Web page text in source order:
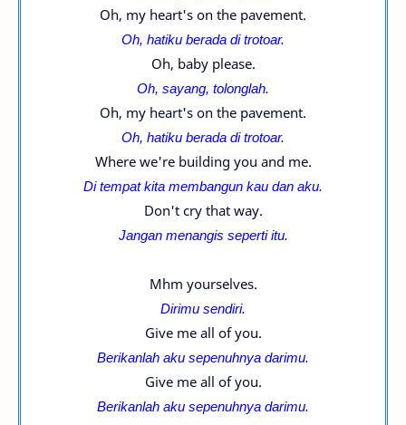
Oh, my heart's on the pavement.
Oh, hatiku berada di trotoar.
Oh, baby please.
Oh, sayang, tolonglah.
Oh, my heart's on the pavement.
Oh, hatiku berada di trotoar.
Where we're building you and me.
Di tempat kita membangun kau dan aku.
Don't cry that way.
Jangan menangis seperti itu.
Mhm yourselves.
Dirimu sendiri.
Give me all of you.
Berikanlah aku sepenuhnya darimu.
Give me all of you.
Berikanlah aku sepenuhnya darimu.